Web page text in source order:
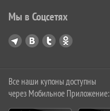
Мы в Соцсетях
Все наши купоны доступны
через Мобильное Приложение: